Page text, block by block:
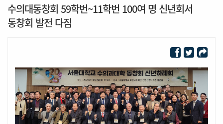
수의대동창회 59학번~11학번 100여 명 신년회서
동창회 발전 다짐